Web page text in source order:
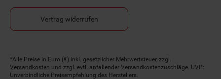
Vertrag widerrufen
Fußnoten
*Alle Preise in Euro (€) inkl. gesetzlicher Mehrwertsteuer, zzgl.
Versandkosten und zzgl. evtl. anfallender Versandkostenzuschläge. UVP:
Unverbindliche Preisempfehlung des Herstellers.